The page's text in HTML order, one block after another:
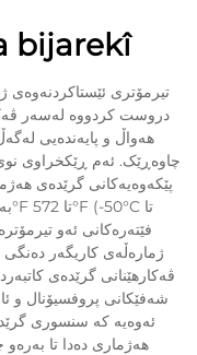
bijarekî
تیرمۆتری
دروست کردووە لەسەر
هەواڵ و پایەندەیی
چاوەڕێک. ئەم ڕێکخراوی
پێکەوەیەکانی گرێدەی
ژمارەڵەی کاریگەر
ڤەکارهێنانی گرێدەی
شەفێکانی پروفسیۆنال و
ئەوەیە کە سنسوری
هەژماری دەدا تا